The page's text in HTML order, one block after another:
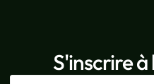
S'inscrire